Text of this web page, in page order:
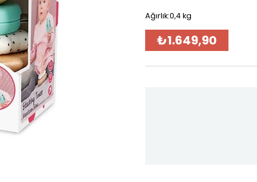
Ağırlık:0,4 kg
₺1.649,90